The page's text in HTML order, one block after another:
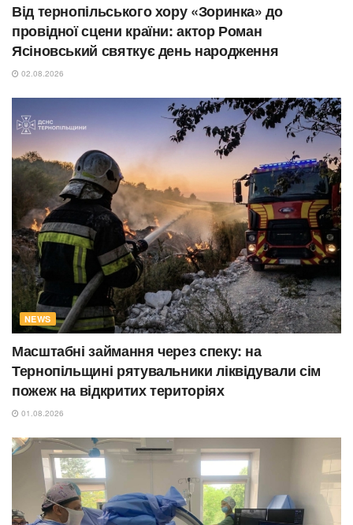
Від тернопільського хору «Зоринка» до
провідної сцени країни: актор Роман
Ясіновський святкує день народження
02.08.2026
NEWS
Масштабні займання через спеку: на
Тернопільщині рятувальники ліквідували сім
пожеж на відкритих територіях
01.08.2026